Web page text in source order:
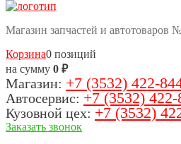
Магазин запчастей и автотоваров
Корзина0 позиций
на сумму 0 ₽
Магазин: +7 (3532) 422-
Автосервис: +7 (3532) 422-
Кузовной цех: +7 (3532)
Заказать звонок